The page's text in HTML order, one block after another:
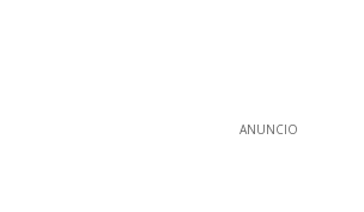
ANUNCIO